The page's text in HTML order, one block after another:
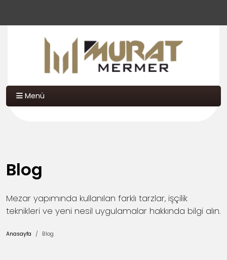
Menü
Blog
Mezar yapımında kullanılan farklı tarzlar, işçilik
teknikleri ve yeni nesil uygulamalar hakkında bilgi alın.
Anasayfa Blog